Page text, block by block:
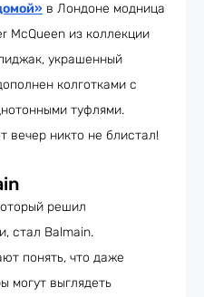
в Лондоне модница
McQueen из коллекции
украшенный
колготками с
туфлями.
вечер никто не блистал!
решил
стал Balmain.
понять, что даже
могут выглядеть